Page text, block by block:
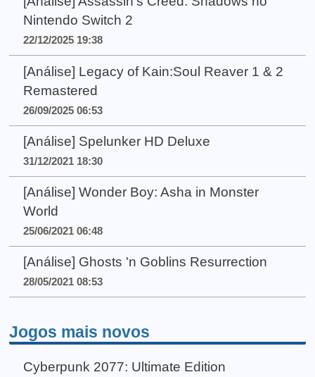
Nintendo Switch 2
22/12/2025 19:38
[Análise] Legacy of Kain:Soul Reaver 1 & 2
Remastered
26/09/2025 06:53
[Análise] Spelunker HD Deluxe
31/12/2021 18:30
[Análise] Wonder Boy: Asha in Monster
World
25/06/2021 06:48
[Análise] Ghosts 'n Goblins Resurrection
28/05/2021 08:53
Jogos mais novos
Cyberpunk 2077: Ultimate Edition